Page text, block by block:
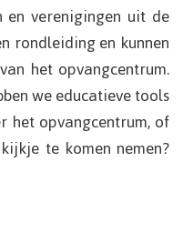
en verenigingen uit de
rondleiding en kunnen
het opvangcentrum.
we educatieve tools
het opvangcentrum, of
te komen nemen?